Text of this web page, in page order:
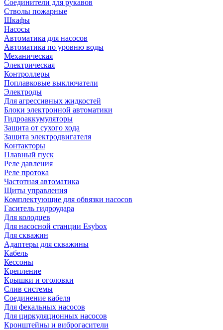
Соединители для рукавов
Стволы пожарные
Шкафы
Насосы
Автоматика для насосов
Автоматика по уровню воды
Механическая
Электрическая
Контроллеры
Поплавковые выключатели
Электроды
Для агрессивных жидкостей
Блоки электронной автоматики
Гидроаккумуляторы
Защита от сухого хода
Защита электродвигателя
Контакторы
Плавный пуск
Реле давления
Реле протока
Частотная автоматика
Щиты управления
Комплектующие для обвязки насосов
Гаситель гидроудара
Для колодцев
Для насосной станции Esybox
Для скважин
Адаптеры для скважины
Кабель
Кессоны
Крепление
Крышки и оголовки
Слив системы
Соединение кабеля
Для фекальных насосов
Для циркуляционных насосов
Кронштейны и виброгасители